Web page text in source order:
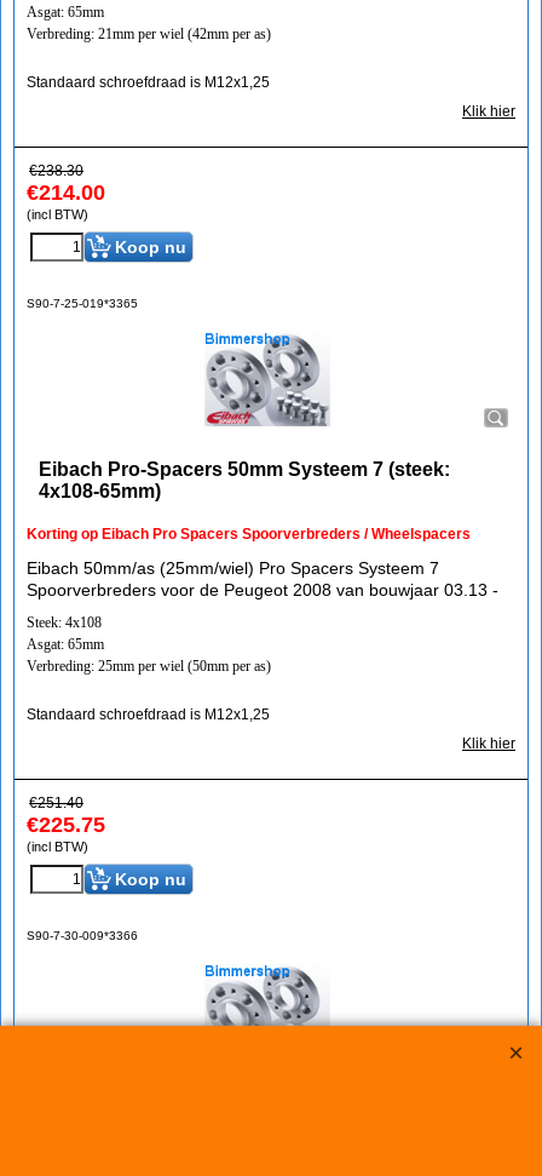
Asgat: 65mm
Verbreding: 21mm per wiel (42mm per as)
Standaard schroefdraad is M12x1,25
Klik hier
€238.30
€214.00
(incl BTW)
Koop nu
S90-7-25-019*3365
Eibach Pro-Spacers 50mm Systeem 7 (steek:
4x108-65mm)
Korting op Eibach Pro Spacers Spoorverbreders / Wheelspacers
Eibach 50mm/as (25mm/wiel) Pro Spacers Systeem 7
Spoorverbreders voor de Peugeot 2008 van bouwjaar 03.13 -
Steek: 4x108
Asgat: 65mm
Verbreding: 25mm per wiel (50mm per as)
Standaard schroefdraad is M12x1,25
Klik hier
€251.40
€225.75
(incl BTW)
Koop nu
S90-7-30-009*3366